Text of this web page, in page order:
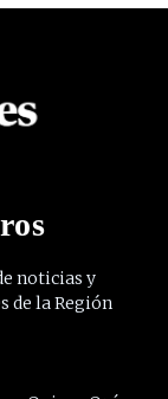
noticias y
de la Región